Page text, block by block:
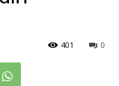
0
401